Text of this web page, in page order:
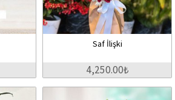
Saf İlişki
4,250.00₺